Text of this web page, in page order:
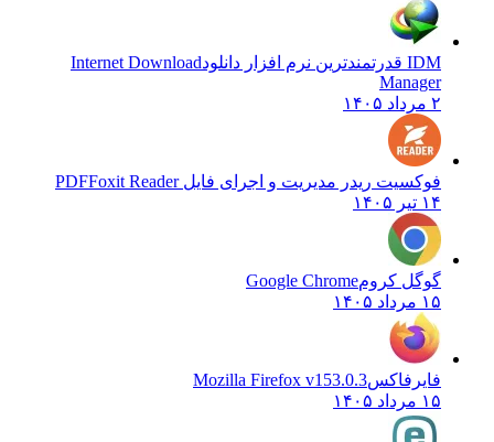
IDM قدرتمندترین نرم افزار دانلود
Internet Download
Manager
۲ مرداد ۱۴۰۵
فوکسیت ریدر مدیریت و اجرای فایل PDFFoxit Reader
۱۴ تیر ۱۴۰۵
گوگل کرومGoogle Chrome
۱۵ مرداد ۱۴۰۵
فایرفاکسMozilla Firefox v153.0.3
۱۵ مرداد ۱۴۰۵